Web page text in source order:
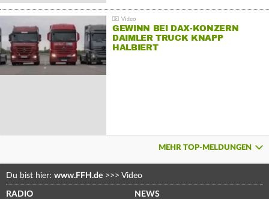
GEWINN BEI DAX-KONZERN
DAIMLER TRUCK KNAPP
HALBIERT
MEHR TOP-MELDUNGEN
Du bist hier: www.FFH.de >>> Video
RADIO NEWS